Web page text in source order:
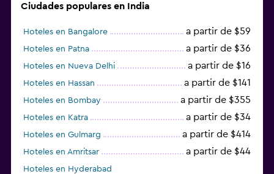
Ciudades populares en India
Hoteles en Bangalore a partir de $59
Hoteles en Patna a partir de $36
Hoteles en Nueva Delhi a partir de $16
Hoteles en Hassan a partir de $141
Hoteles en Bombay a partir de $355
Hoteles en Katra a partir de $34
Hoteles en Gulmarg a partir de $414
Hoteles en Amritsar a partir de $44
Hoteles en Hyderabad